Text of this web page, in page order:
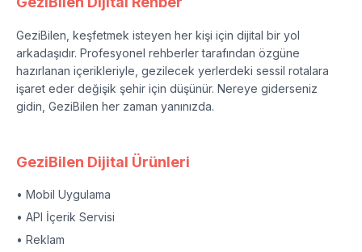
GeziBilen, keşfetmek isteyen her kişi için dijital bir yol
arkadaşıdır. Profesyonel rehberler tarafından özgüne
hazırlanan içerikleriyle, gezilecek yerlerdeki sessil rotalara
işaret eder değişik şehir için düşünür. Nereye giderseniz
gidin, GeziBilen her zaman yanınızda.
GeziBilen Dijital Ürünleri
• Mobil Uygulama
• API İçerik Servisi
• Reklam